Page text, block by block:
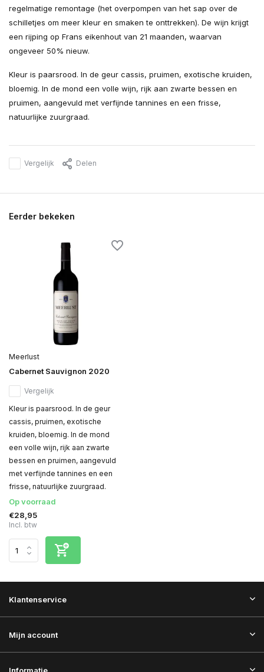
regelmatige remontage (het overpompen van het sap over de
schilletjes om meer kleur en smaken te onttrekken). De wijn krijgt
een rijping op Frans eikenhout van 21 maanden, waarvan
ongeveer 50% nieuw.
Kleur is paarsrood. In de geur cassis, pruimen, exotische kruiden,
bloemig. In de mond een volle wijn, rijk aan zwarte bessen en
pruimen, aangevuld met verfijnde tannines en een frisse,
natuurlijke zuurgraad.
Vergelijk Delen
Eerder bekeken
Meerlust
Cabernet Sauvignon 2020
Vergelijk
Kleur is paarsrood. In de geur
cassis, pruimen, exotische
kruiden, bloemig. In de mond
een volle wijn, rijk aan zwarte
bessen en pruimen, aangevuld
met verfijnde tannines en een
frisse, natuurlijke zuurgraad.
Op voorraad
€28,95
Incl. btw
Klantenservice
Mijn account